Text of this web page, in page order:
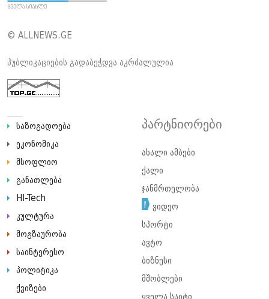
© ALLNEWS.GE
პუბლიკაციების გადაბეჭდვა აკრძალულია
საზოგადოება
ეკონომიკა
მსოფლიო
განათლება
HI-Tech
კულტურა
მოგზაურობა
საინტერესო
პოლიტიკა
ქვიზები
პარტნიორები
ახალი ამბები
ქალი
ჯანმრთელობა
ვიდეო
სპორტი
ავტო
ბიზნესი
მშობლები
ყველა საიტი